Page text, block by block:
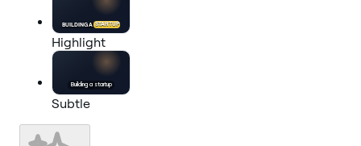
BUILDING A STARTUP
Highlight
Building a startup
Subtle